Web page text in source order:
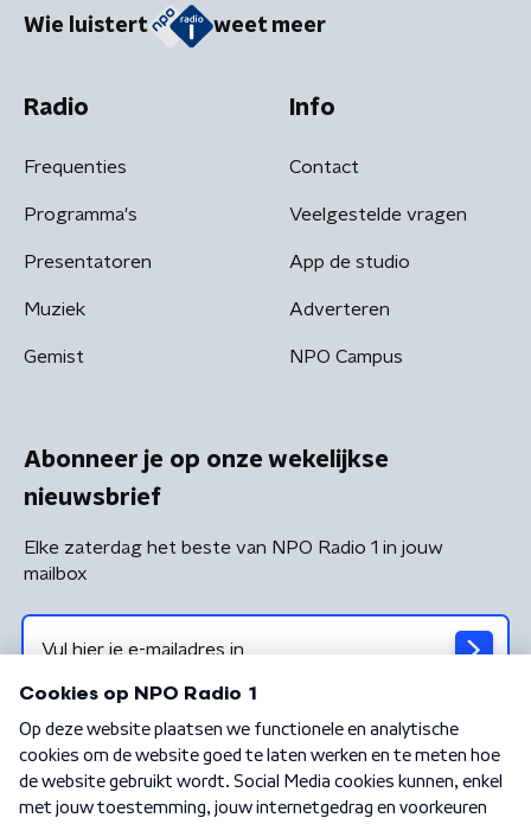
Wie luistert weet meer
Radio
Frequenties
Programma's
Presentatoren
Muziek
Gemist
Info
Contact
Veelgestelde vragen
App de studio
Adverteren
NPO Campus
Abonneer je op onze wekelijkse
nieuwsbrief
Elke zaterdag het beste van NPO Radio 1 in jouw
mailbox
Algemene voorwaarden Privacybeleid